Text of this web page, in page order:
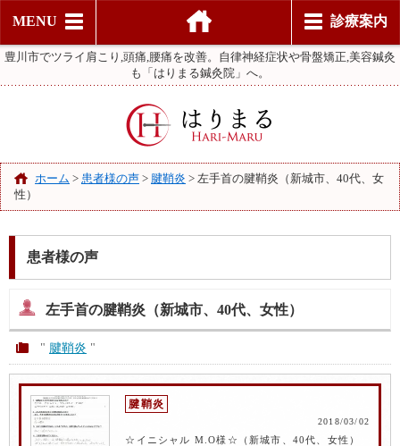
MENU 診療案内
豊川市でツライ肩こり,頭痛,腰痛を改善。自律神経症状や骨盤矯正,美容鍼灸
も「はりまる鍼灸院」へ。
ホーム > 患者様の声 > 腱鞘炎 > 左手首の腱鞘炎（新城市、40代、女
性）
患者様の声
左手首の腱鞘炎（新城市、40代、女性）
" 腱鞘炎 "
腱鞘炎
2018/03/02
☆イニシャル M.O様☆（新城市、40代、女性）